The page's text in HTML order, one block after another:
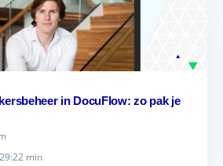
in DocuFlow: zo pak je
29:22 min